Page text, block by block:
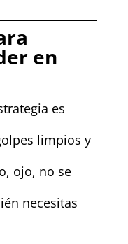
en
es
limpios y
ojo, no se
necesitas